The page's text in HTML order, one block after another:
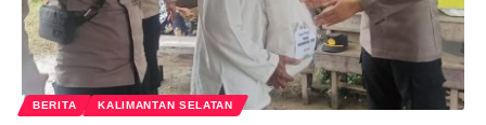
BERITA KALIMANTAN SELATAN